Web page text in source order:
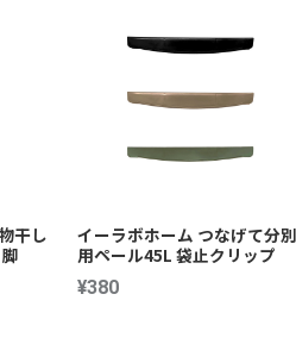
干し
イーラボホーム つなげて分別
用ペール45L 袋止クリップ
¥380